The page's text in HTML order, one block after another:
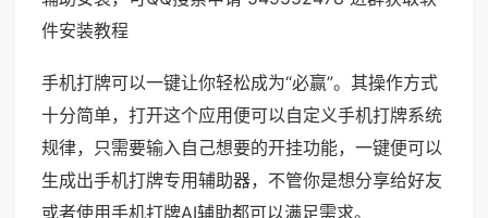
件安装教程
手机打牌可以一键让你轻松成为“必赢”。其操作方式
十分简单，打开这个应用便可以自定义手机打牌系统
规律，只需要输入自己想要的开挂功能，一键便可以
生成出手机打牌专用辅助器，不管你是想分享给好友
或者使用手机打牌AI辅助都可以满足需求。